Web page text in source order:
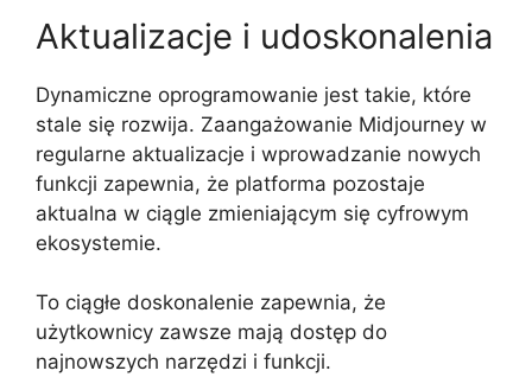
Aktualizacje i udoskonalenia
Dynamiczne oprogramowanie jest takie, które
stale się rozwija. Zaangażowanie Midjourney w
regularne aktualizacje i wprowadzanie nowych
funkcji zapewnia, że platforma pozostaje
aktualna w ciągle zmieniającym się cyfrowym
ekosystemie.
To ciągłe doskonalenie zapewnia, że
użytkownicy zawsze mają dostęp do
najnowszych narzędzi i funkcji.